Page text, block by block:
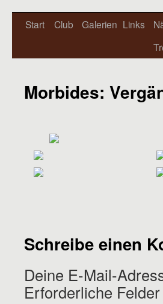
Start Club Galerien Links
Morbides:
Schreibe einen
Deine E-Mail-
Erforderliche